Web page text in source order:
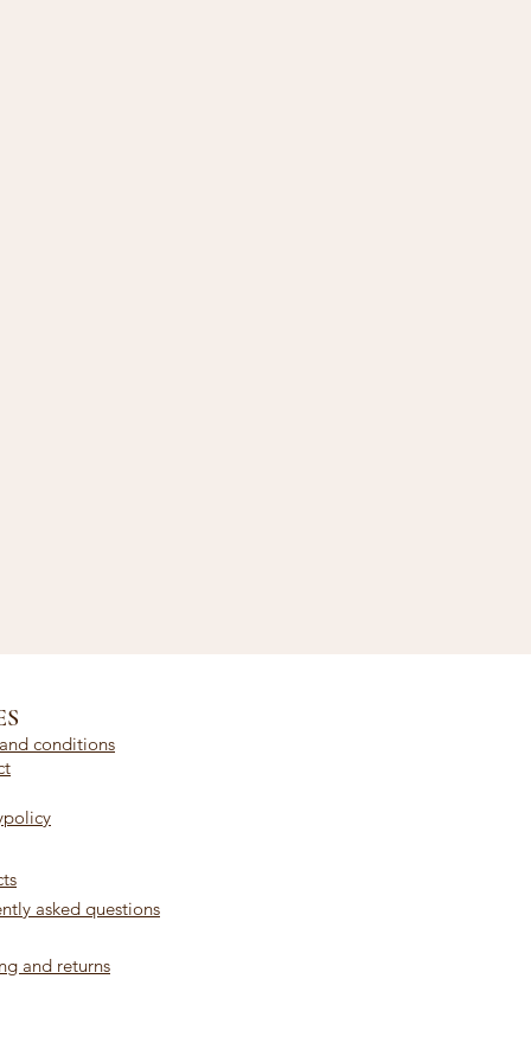
conditions
asked questions
and returns